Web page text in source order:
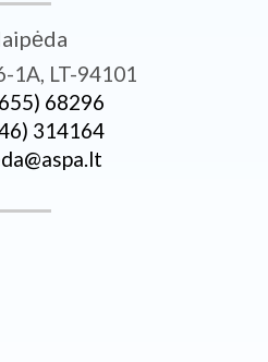
1A, LT-94101
68296
314164